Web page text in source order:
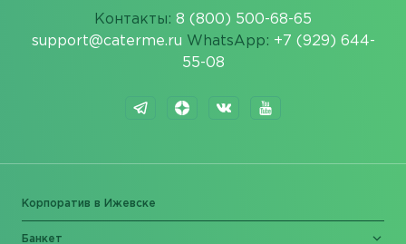
Контакты: 8 (800) 500-68-65
support@caterme.ru WhatsApp: +7 (929) 644-
55-08
Корпоратив в Ижевске
Банкет